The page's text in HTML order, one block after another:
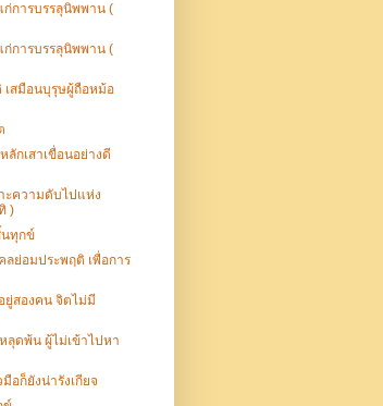
การบรรลุนิพพาน (
การบรรลุนิพพาน (
สมือนบุรุษผู้ถือหม้อ
ลักเสาเขื่อนอย่างดี
ะความดับไปแห่ง
)
นทุกข์
ย่อมประพฤติ เพื่อการ
ยู่สองคน จิตไม่มี
ลุดพ้น ผู้ไม่เข้าไปหา
ก็ยังน่ารังเกียจ